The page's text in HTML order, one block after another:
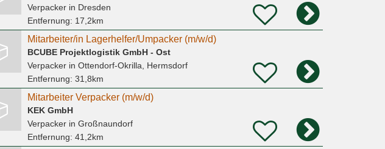
Verpackerin Dresden
Entfernung: 17,2km
Mitarbeiter/in Lagerhelfer/Umpacker (m/w/d)
BCUBE Projektlogistik GmbH - Ost
Verpackerin Ottendorf-Okrilla, Hermsdorf
Entfernung: 31,8km
Mitarbeiter Verpacker (m/w/d)
KEK GmbH
Verpackerin Großnaundorf
Entfernung: 41,2km